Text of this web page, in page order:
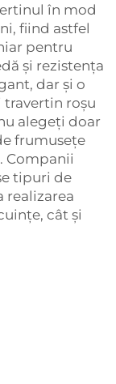
în mod
fiind astfel
pentru
și rezistența
dar și o
roșu
alegeți doar
frumusețe
Companii
tipuri de
realizarea
cât și